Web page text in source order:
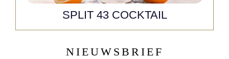
SPLIT 43 COCKTAIL
NIEUWSBRIEF